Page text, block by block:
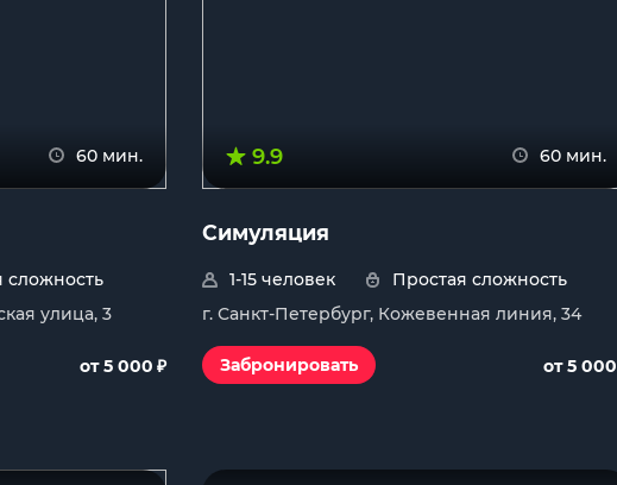
60 мин.
сложность
улица, 3
от 5 000 ₽
9.9 60 мин.
Симуляция
1-15 человек
Простая сложность
г. Санкт-Петербург, Кожевенная линия, 34
Забронировать от 5 000